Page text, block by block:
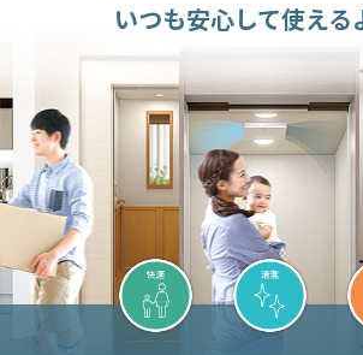
いつも安⼼して使える